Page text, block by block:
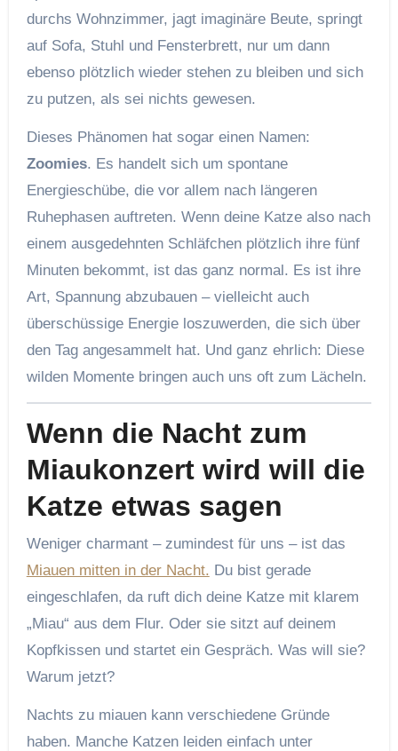
durchs Wohnzimmer, jagt imaginäre Beute, springt
auf Sofa, Stuhl und Fensterbrett, nur um dann
ebenso plötzlich wieder stehen zu bleiben und sich
zu putzen, als sei nichts gewesen.
Dieses Phänomen hat sogar einen Namen:
Zoomies. Es handelt sich um spontane
Energieschübe, die vor allem nach längeren
Ruhephasen auftreten. Wenn deine Katze also nach
einem ausgedehnten Schläfchen plötzlich ihre fünf
Minuten bekommt, ist das ganz normal. Es ist ihre
Art, Spannung abzubauen – vielleicht auch
überschüssige Energie loszuwerden, die sich über
den Tag angesammelt hat. Und ganz ehrlich: Diese
wilden Momente bringen auch uns oft zum Lächeln.
Wenn die Nacht zum
Miaukonzert wird will die
Katze etwas sagen
Weniger charmant – zumindest für uns – ist das
Miauen mitten in der Nacht. Du bist gerade
eingeschlafen, da ruft dich deine Katze mit klarem
„Miau“ aus dem Flur. Oder sie sitzt auf deinem
Kopfkissen und startet ein Gespräch. Was will sie?
Warum jetzt?
Nachts zu miauen kann verschiedene Gründe
haben. Manche Katzen leiden einfach unter